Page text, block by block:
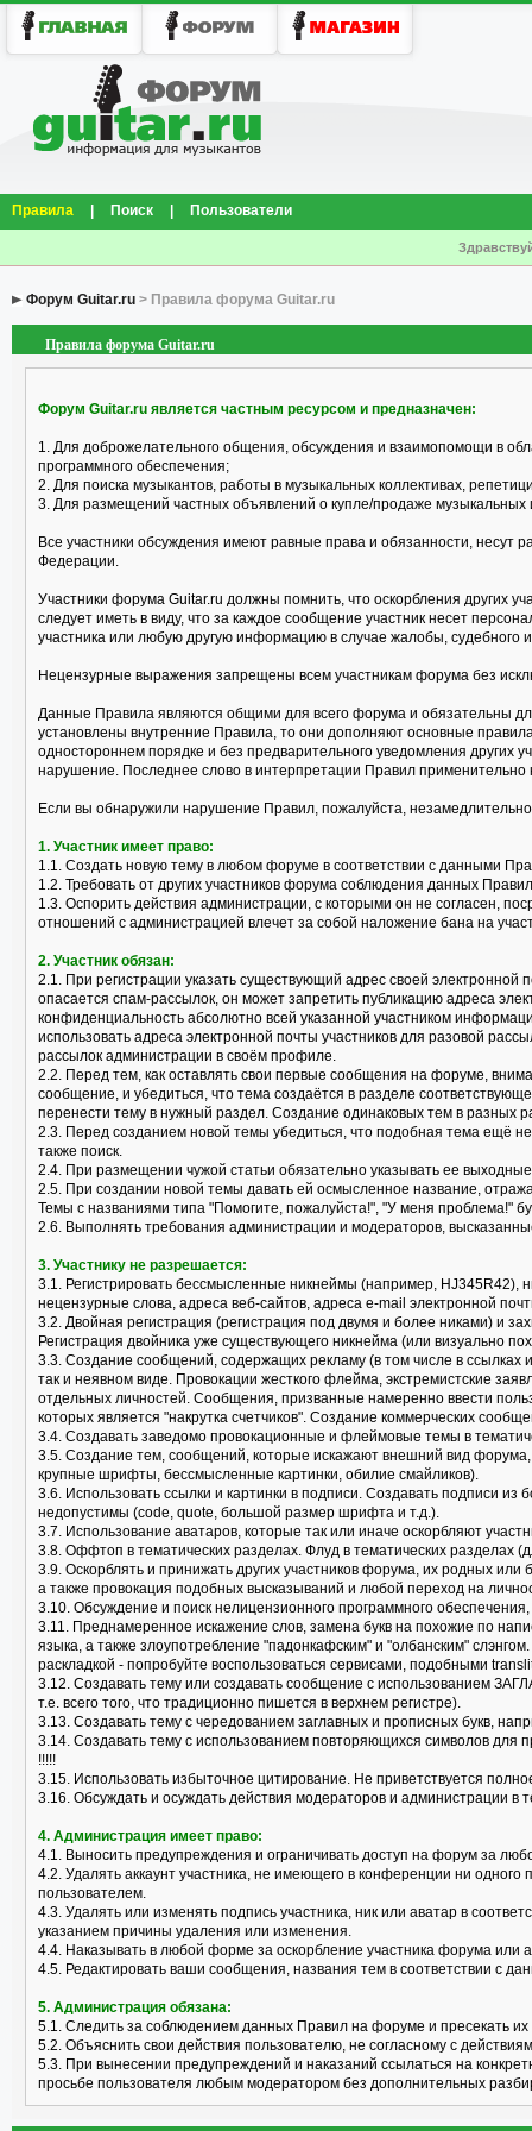
Правила Поиск Пользователи
Форум Guitar.ru > Правила форума Guitar.ru
Правила форума Guitar.ru
Форум Guitar.ru является частным ресурсом и предназначен:
1. Для доброжелательного общения, обсуждения и взаимопомощи в
программного обеспечения;
2. Для поиска музыкантов, работы в музыкальных коллективах,
3. Для размещений частных объявлений о купле/продаже музыкальных
Все участники обсуждения имеют равные права и обязанности, несут
Федерации.
Участники форума Guitar.ru должны помнить, что оскорбления других
следует иметь в виду, что за каждое сообщение участник несет
участника или любую другую информацию в случае жалобы, судебного
Нецензурные выражения запрещены всем участникам форума без
Данные Правила являются общими для всего форума и обязательны
установлены внутренние Правила, то они дополняют основные
одностороннем порядке и без предварительного уведомления других
нарушение. Последнее слово в интерпретации Правил
Если вы обнаружили нарушение Правил, пожалуйста,
1. Участник имеет право:
1.1. Создать новую тему в любом форуме в соответствии с данными
1.2. Требовать от других участников форума соблюдения данных
1.3. Оспорить действия администрации, с которыми он не согласен,
отношений с администрацией влечет за собой наложение бана на
2. Участник обязан:
2.1. При регистрации указать существующий адрес своей электронной
опасается спам-рассылок, он может запретить публикацию адреса
конфиденциальность абсолютно всей указанной участником
использовать адреса электронной почты участников для разовой
рассылок администрации в своём профиле.
2.2. Перед тем, как оставлять свои первые сообщения на форуме,
сообщение, и убедиться, что тема создаётся в разделе
перенести тему в нужный раздел. Создание одинаковых тем в разных
2.3. Перед созданием новой темы убедиться, что подобная тема ещё
также поиск.
2.4. При размещении чужой статьи обязательно указывать ее
2.5. При создании новой темы давать ей осмысленное название,
Темы с названиями типа "Помогите, пожалуйста!", "У меня проблема!"
2.6. Выполнять требования администрации и модераторов,
3. Участнику не разрешается:
3.1. Регистрировать бессмысленные никнеймы (например,
нецензурные слова, адреса веб-сайтов, адреса e-mail электронной
3.2. Двойная регистрация (регистрация под двумя и более никами) и
Регистрация двойника уже существующего никнейма (или визуально
3.3. Создание сообщений, содержащих рекламу (в том числе в
так и неявном виде. Провокации жесткого флейма, экстремистские
отдельных личностей. Сообщения, призванные намеренно ввести
которых является "накрутка счетчиков". Создание коммерческих
3.4. Создавать заведомо провокационные и флеймовые темы в
3.5. Создание тем, сообщений, которые искажают внешний вид
крупные шрифты, бессмысленные картинки, обилие смайликов).
3.6. Использовать ссылки и картинки в подписи. Создавать подписи
недопустимы (code, quote, большой размер шрифта и т.д.).
3.7. Использование аватаров, которые так или иначе оскорбляют
3.8. Оффтоп в тематических разделах. Флуд в тематических разделах
3.9. Оскорблять и принижать других участников форума, их родных
а также провокация подобных высказываний и любой переход на
3.10. Обсуждение и поиск нелицензионного программного
3.11. Преднамеренное искажение слов, замена букв на похожие по
языка, а также злоупотребление "падонкафским" и "олбанским"
раскладкой - попробуйте воспользоваться сервисами, подобными
3.12. Создавать тему или создавать сообщение с использованием
т.е. всего того, что традиционно пишется в верхнем регистре).
3.13. Создавать тему с чередованием заглавных и прописных букв,
3.14. Создавать тему с использованием повторяющихся символов для
!!!!!
3.15. Использовать избыточное цитирование. Не приветствуется
3.16. Обсуждать и осуждать действия модераторов и администрации в
4. Администрация имеет право:
4.1. Выносить предупреждения и ограничивать доступ на форум за
4.2. Удалять аккаунт участника, не имеющего в конференции ни
пользователем.
4.3. Удалять или изменять подпись участника, ник или аватар в
указанием причины удаления или изменения.
4.4. Наказывать в любой форме за оскорбление участника форума или
4.5. Редактировать ваши сообщения, названия тем в соответствии с
5. Администрация обязана:
5.1. Следить за соблюдением данных Правил на форуме и пресекать
5.2. Объяснить свои действия пользователю, не согласному с
5.3. При вынесении предупреждений и наказаний ссылаться на
просьбе пользователя любым модератором без дополнительных